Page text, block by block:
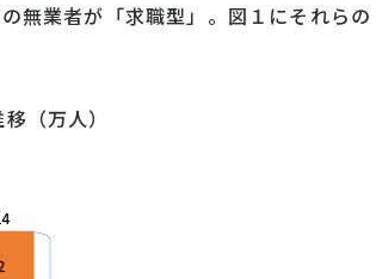
無業者が「求職型」。図１にそれらの
（万人）